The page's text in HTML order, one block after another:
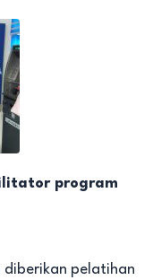
program
pelatihan